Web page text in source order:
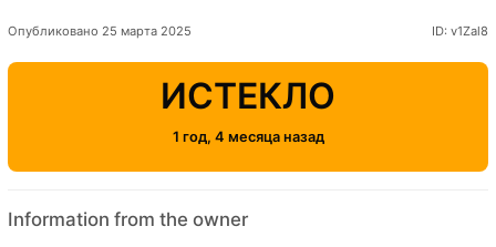
Опубликовано 25 марта 2025 ID: v1Zal8
ИСТЕКЛО
1 год, 4 месяца назад
Information from the owner